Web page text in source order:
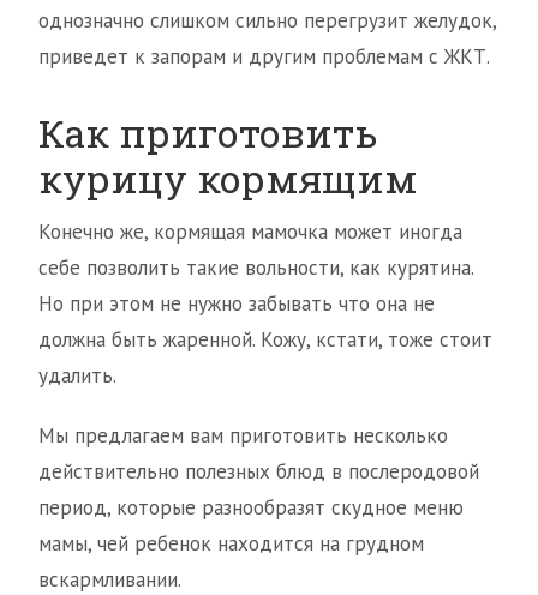
однозначно слишком сильно перегрузит желудок,
приведет к запорам и другим проблемам с ЖКТ.
Как приготовить
курицу кормящим
Конечно же, кормящая мамочка может иногда
себе позволить такие вольности, как курятина.
Но при этом не нужно забывать что она не
должна быть жаренной. Кожу, кстати, тоже стоит
удалить.
Мы предлагаем вам приготовить несколько
действительно полезных блюд в послеродовой
период, которые разнообразят скудное меню
мамы, чей ребенок находится на грудном
вскармливании.